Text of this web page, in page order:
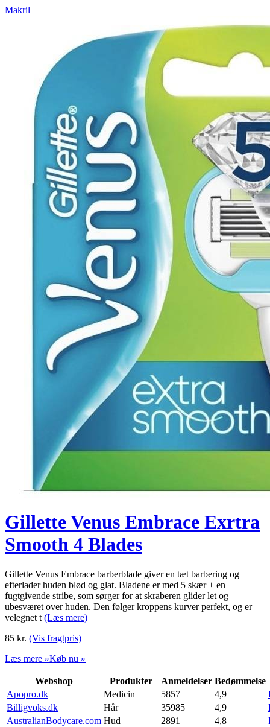
Makril
Gillette Venus Embrace Exrtra
Smooth 4 Blades
Gillette Venus Embrace barberblade giver en tæt barbering og
efterlader huden blød og glat. Bladene er med 5 skær + en
fugtgivende stribe, som sørger for at skraberen glider let og
ubesværet over huden. Den følger kroppens kurver perfekt, og er
velegnet t (Læs mere)
85 kr. (Vis fragtpris)
Læs mere »Køb nu »
Webshop Produkter Anmeldelser Bedømmelse
Apopro.dk
Medicin 5857 4,9
Billigvoks.dk
Hår 35985 4,9
AustralianBodycare.com Hud 2891 4,8